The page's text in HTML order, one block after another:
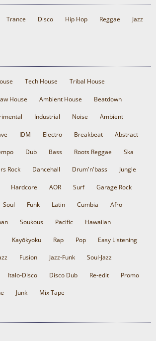
Trance Disco Hip Hop Reggae Jazz
Tech House Tribal House
House Ambient House Beatdown
Industrial Noise Ambient
IDM Electro Breakbeat Abstract
Dub Bass Roots Reggae Ska
Rock Dancehall Drum'n'bass Jungle
Hardcore AOR Surf Garage Rock
Soul Funk Latin Cumbia Afro
Soukous Pacific Hawaiian
Kayōkyoku Rap Pop Easy Listening
Fusion Jazz-Funk Soul-Jazz
Italo-Disco Disco Dub Re-edit Promo
Junk Mix Tape